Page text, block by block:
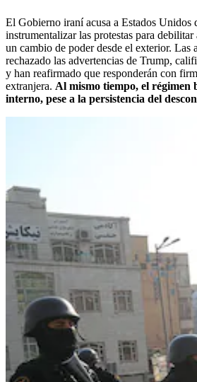
El Gobierno iraní acusa a Estados Unidos
instrumentalizar las protestas para
un cambio de poder desde el exterior. Las
rechazado las advertencias de Trump,
y han reafirmado que responderán con
extranjera. Al mismo tiempo, el régimen
interno, pese a la persistencia del